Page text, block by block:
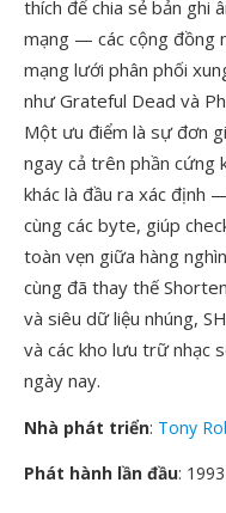
thích để chia sẻ bản ghi
mạng — các cộng đồng
mạng lưới phân phối
như Grateful Dead và
Một ưu điểm là sự đơn
ngay cả trên phần cứng
khác là đầu ra xác định
cùng các byte, giúp
toàn vẹn giữa hàng
cùng đã thay thế
và siêu dữ liệu nhúng,
và các kho lưu trữ nhạc
ngày nay.
Nhà phát triển: Tony
Phát hành lần đầu: 1993